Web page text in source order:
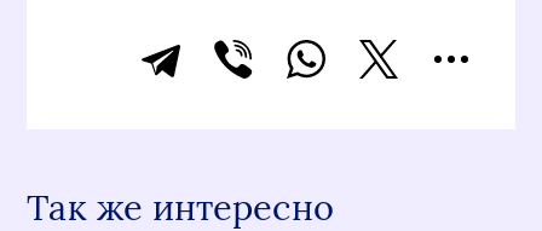
Так же интересно